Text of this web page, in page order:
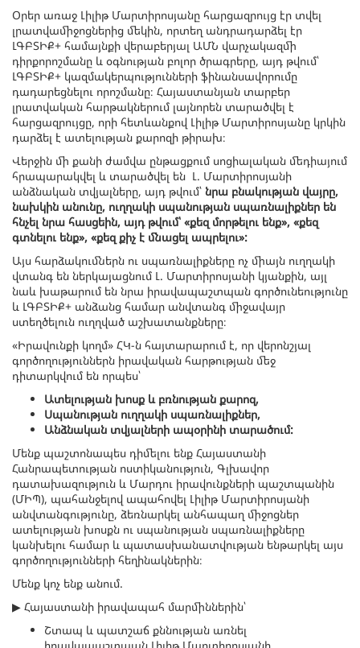
Օրեր առաջ Լիլիթ Մարտիրոսյանը հարցազրույց էր տվել
լրատվամիջոցներից մեկին, որտեղ անդրադարձել էր
ԼԳԲՏԻՔ+ համայնքի վերաբերյալ ԱՄՆ վարչակազմի
դիրքորոշմանը և օգնության բոլոր ծրագրերը, այդ թվում՝
ԼԳԲՏԻՔ+ կազմակերպությունների ֆինանսավորումը
դադարեցնելու որոշմանը։ Հայաստանյան տարբեր
լրատվական հարթակներում լայնորեն տարածվել է
հարցազրույցը, որի հետևանքով Լիլիթ Մարտիրոսյանը կրկին
դարձել է ատելության քարոզի թիրախ։
Վերջին մի քանի ժամվա ընթացքում սոցիալական մեդիայում
հրապարակվել և տարածվել են Լ. Մարտիրոսյանի
անձնական տվյալները, այդ թվում՝ նրա բնակության վայրը,
նախկին անունը, ուղղակի սպանության սպառնալիքներ են
հնչել նրա հասցեին, այդ թվում՝ «քեզ մորթելու ենք», «քեզ
գտնելու ենք», «քեզ քիչ է մնացել ապրելու»:
Այս հարձակումներն ու սպառնալիքները ոչ միայն ուղղակի
վտանգ են ներկայացնում Լ. Մարտիրոսյանի կյանքին, այլ
նաև խաթարում են նրա իրավապաշտպան գործունեությունը
և ԼԳԲՏԻՔ+ անձանց համար անվտանգ միջավայր
ստեղծելուն ուղղված աշխատանքները։
«Իրավունքի կողմ» ՀԿ-ն հայտարարում է, որ վերոնշյալ
գործողություններն իրավական հարթության մեջ
դիտարկվում են որպես՝
Ատելության խոսք և բռնության քարոզ,
Սպանության ուղղակի սպառնալիքներ,
Անձնական տվյալների ապօրինի տարածում:
Մենք պաշտոնապես դիմելու ենք Հայաստանի
Հանրապետության ոստիկանություն, Գլխավոր
դատախազություն և Մարդու իրավունքների պաշտպանին
(ՄԻՊ), պահանջելով ապահովել Լիլիթ Մարտիրոսյանի
անվտանգությունը, ձեռնարկել անհապաղ միջոցներ
ատելության խոսքն ու սպանության սպառնալիքները
կանխելու համար և պատասխանատվության ենթարկել այս
գործողությունների հեղինակներին։
Մենք կոչ ենք անում.
▶ Հայաստանի իրավապահ մարմիններին՝
Շտապ և պատշաճ քննության առնել
իրավապաշտպան Լիլիթ Մարտիրոսյանի